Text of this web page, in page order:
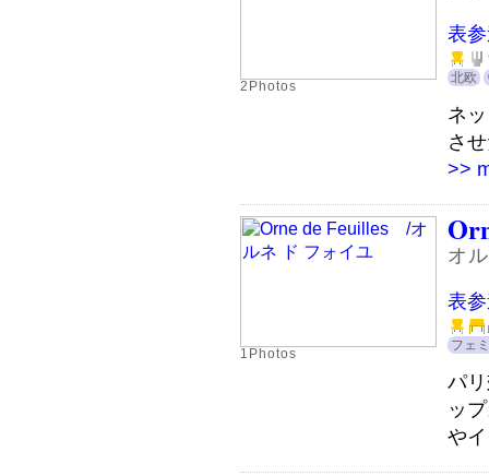
2Photos
表
北欧
ネ
さ
>>
1Photos
オ
表
フェ
パ
ッ
や